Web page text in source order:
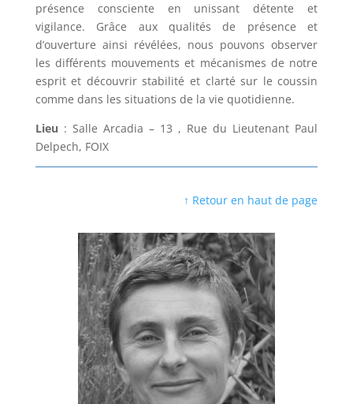
présence consciente en unissant détente et
vigilance. Grâce aux qualités de présence et
d’ouverture ainsi révélées, nous pouvons observer
les différents mouvements et mécanismes de notre
esprit et découvrir stabilité et clarté sur le coussin
comme dans les situations de la vie quotidienne.
Lieu : Salle Arcadia – 13 , Rue du Lieutenant Paul
Delpech, FOIX
↑ Retour en haut de page